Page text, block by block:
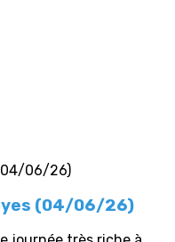
(04/06/26)